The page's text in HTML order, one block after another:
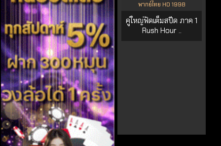
พากย์ไทย HD 1998
คู่ใหญ่ฟัดเต็มสปีด ภาค 1
Rush Hour ..